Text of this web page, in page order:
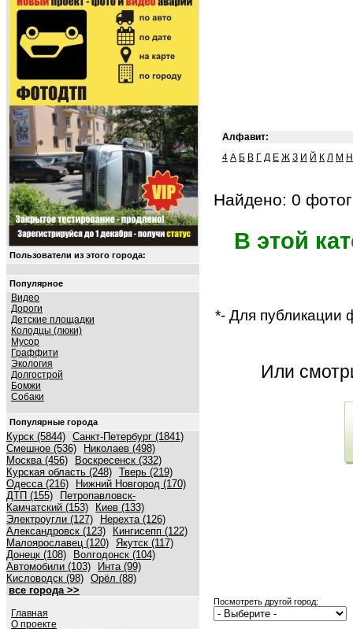
Пользователи из этого города:
Популярное
Видео
Дороги
Детские площадки
Колодцы (люки)
Мусор
Граффити
Экология
Долгострой
Бомжи
Собаки
Популярные города
Курск (5844) Санкт-Петербург (1841)
Смешное (536)
Николаев (498)
Москва (456)
Воскресенск (332)
Курская область (248) Тверь (219)
Одесса (216)
Нижний Новгород (170)
ДТП (155)
Петропавловск-
Камчатский (153)
Киев (133)
Электроугли (127)
Нерехта (126)
Александровск (123)
Кингисепп (122)
Малоярославец (120) Якутск (117)
Донецк (108)
Волгодонск (104)
Автомобили (103)
Инта (99)
Кисловодск (98) Орёл (88)
все города >>
Главная
О проекте
Алфавит:
4 А Б В Г Д Е Ж З И Й К Л М Н
Найдено: 0
В этой
*- Для публикации
Или
Посмотреть другой город: